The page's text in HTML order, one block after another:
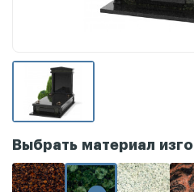
Выбрать материал